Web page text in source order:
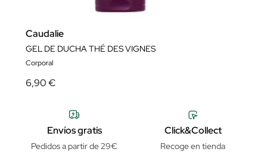
Caudalie
GEL DE DUCHA THÉ DES VIGNES
Corporal
6,90 €
Envíos gratis
Pedidos a partir de 29€
Click&Collect
Recoge en tienda